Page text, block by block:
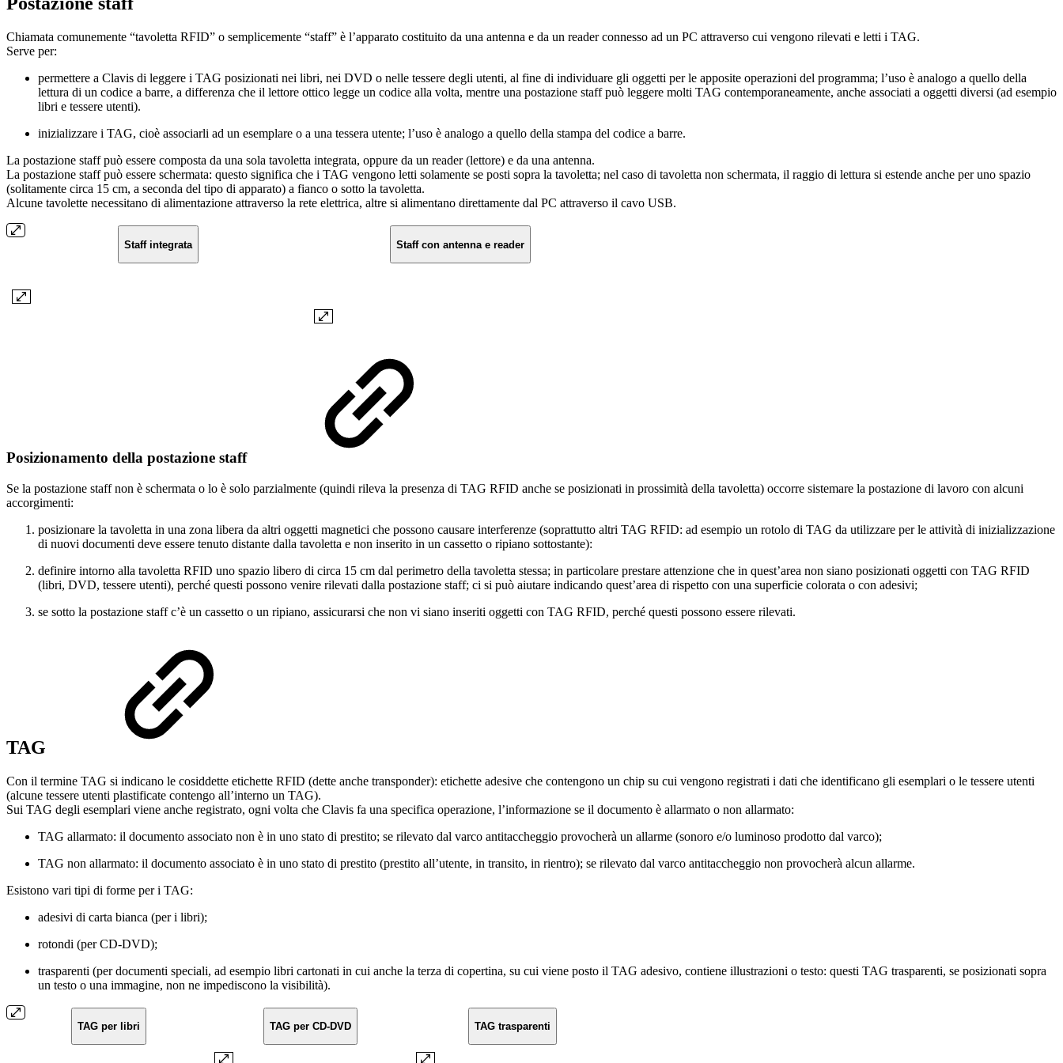
Chiamata comunemente “tavoletta RFID” o semplicemente “staff” è l’apparato costituito da una antenna e da un reader connesso ad un PC attraverso cui vengono rilevati e letti i TAG.
Serve per:
permettere a Clavis di leggere i TAG posizionati nei libri, nei DVD o nelle tessere degli utenti, al fine di individuare gli oggetti per le apposite operazioni del programma; l’uso è analogo a quello della
lettura di un codice a barre, a differenza che il lettore ottico legge un codice alla volta, mentre una postazione staff può leggere molti TAG contemporaneamente, anche associati a oggetti diversi (ad esempio
libri e tessere utenti).
inizializzare i TAG, cioè associarli ad un esemplare o a una tessera utente; l’uso è analogo a quello della stampa del codice a barre.
La postazione staff può essere composta da una sola tavoletta integrata, oppure da un reader (lettore) e da una antenna.
La postazione staff può essere schermata: questo significa che i TAG vengono letti solamente se posti sopra la tavoletta; nel caso di tavoletta non schermata, il raggio di lettura si estende anche per uno spazio
(solitamente circa 15 cm, a seconda del tipo di apparato) a fianco o sotto la tavoletta.
Alcune tavolette necessitano di alimentazione attraverso la rete elettrica, altre si alimentano direttamente dal PC attraverso il cavo USB.
Staff integrata Staff con antenna e reader
Posizionamento della postazione staff
Se la postazione staff non è schermata o lo è solo parzialmente (quindi rileva la presenza di TAG RFID anche se posizionati in prossimità della tavoletta) occorre sistemare la postazione di lavoro con alcuni
accorgimenti:
posizionare la tavoletta in una zona libera da altri oggetti magnetici che possono causare interferenze (soprattutto altri TAG RFID: ad esempio un rotolo di TAG da utilizzare per le attività di inizializzazione
di nuovi documenti deve essere tenuto distante dalla tavoletta e non inserito in un cassetto o ripiano sottostante):
definire intorno alla tavoletta RFID uno spazio libero di circa 15 cm dal perimetro della tavoletta stessa; in particolare prestare attenzione che in quest’area non siano posizionati oggetti con TAG RFID
(libri, DVD, tessere utenti), perché questi possono venire rilevati dalla postazione staff; ci si può aiutare indicando quest’area di rispetto con una superficie colorata o con adesivi;
se sotto la postazione staff c’è un cassetto o un ripiano, assicurarsi che non vi siano inseriti oggetti con TAG RFID, perché questi possono essere rilevati.
TAG
Con il termine TAG si indicano le cosiddette etichette RFID (dette anche transponder): etichette adesive che contengono un chip su cui vengono registrati i dati che identificano gli esemplari o le tessere utenti
(alcune tessere utenti plastificate contengo all’interno un TAG).
Sui TAG degli esemplari viene anche registrato, ogni volta che Clavis fa una specifica operazione, l’informazione se il documento è allarmato o non allarmato:
TAG allarmato: il documento associato non è in uno stato di prestito; se rilevato dal varco antitaccheggio provocherà un allarme (sonoro e/o luminoso prodotto dal varco);
TAG non allarmato: il documento associato è in uno stato di prestito (prestito all’utente, in transito, in rientro); se rilevato dal varco antitaccheggio non provocherà alcun allarme.
Esistono vari tipi di forme per i TAG:
adesivi di carta bianca (per i libri);
rotondi (per CD-DVD);
trasparenti (per documenti speciali, ad esempio libri cartonati in cui anche la terza di copertina, su cui viene posto il TAG adesivo, contiene illustrazioni o testo: questi TAG trasparenti, se posizionati sopra
un testo o una immagine, non ne impediscono la visibilità).
TAG per libri TAG per CD-DVD TAG trasparenti